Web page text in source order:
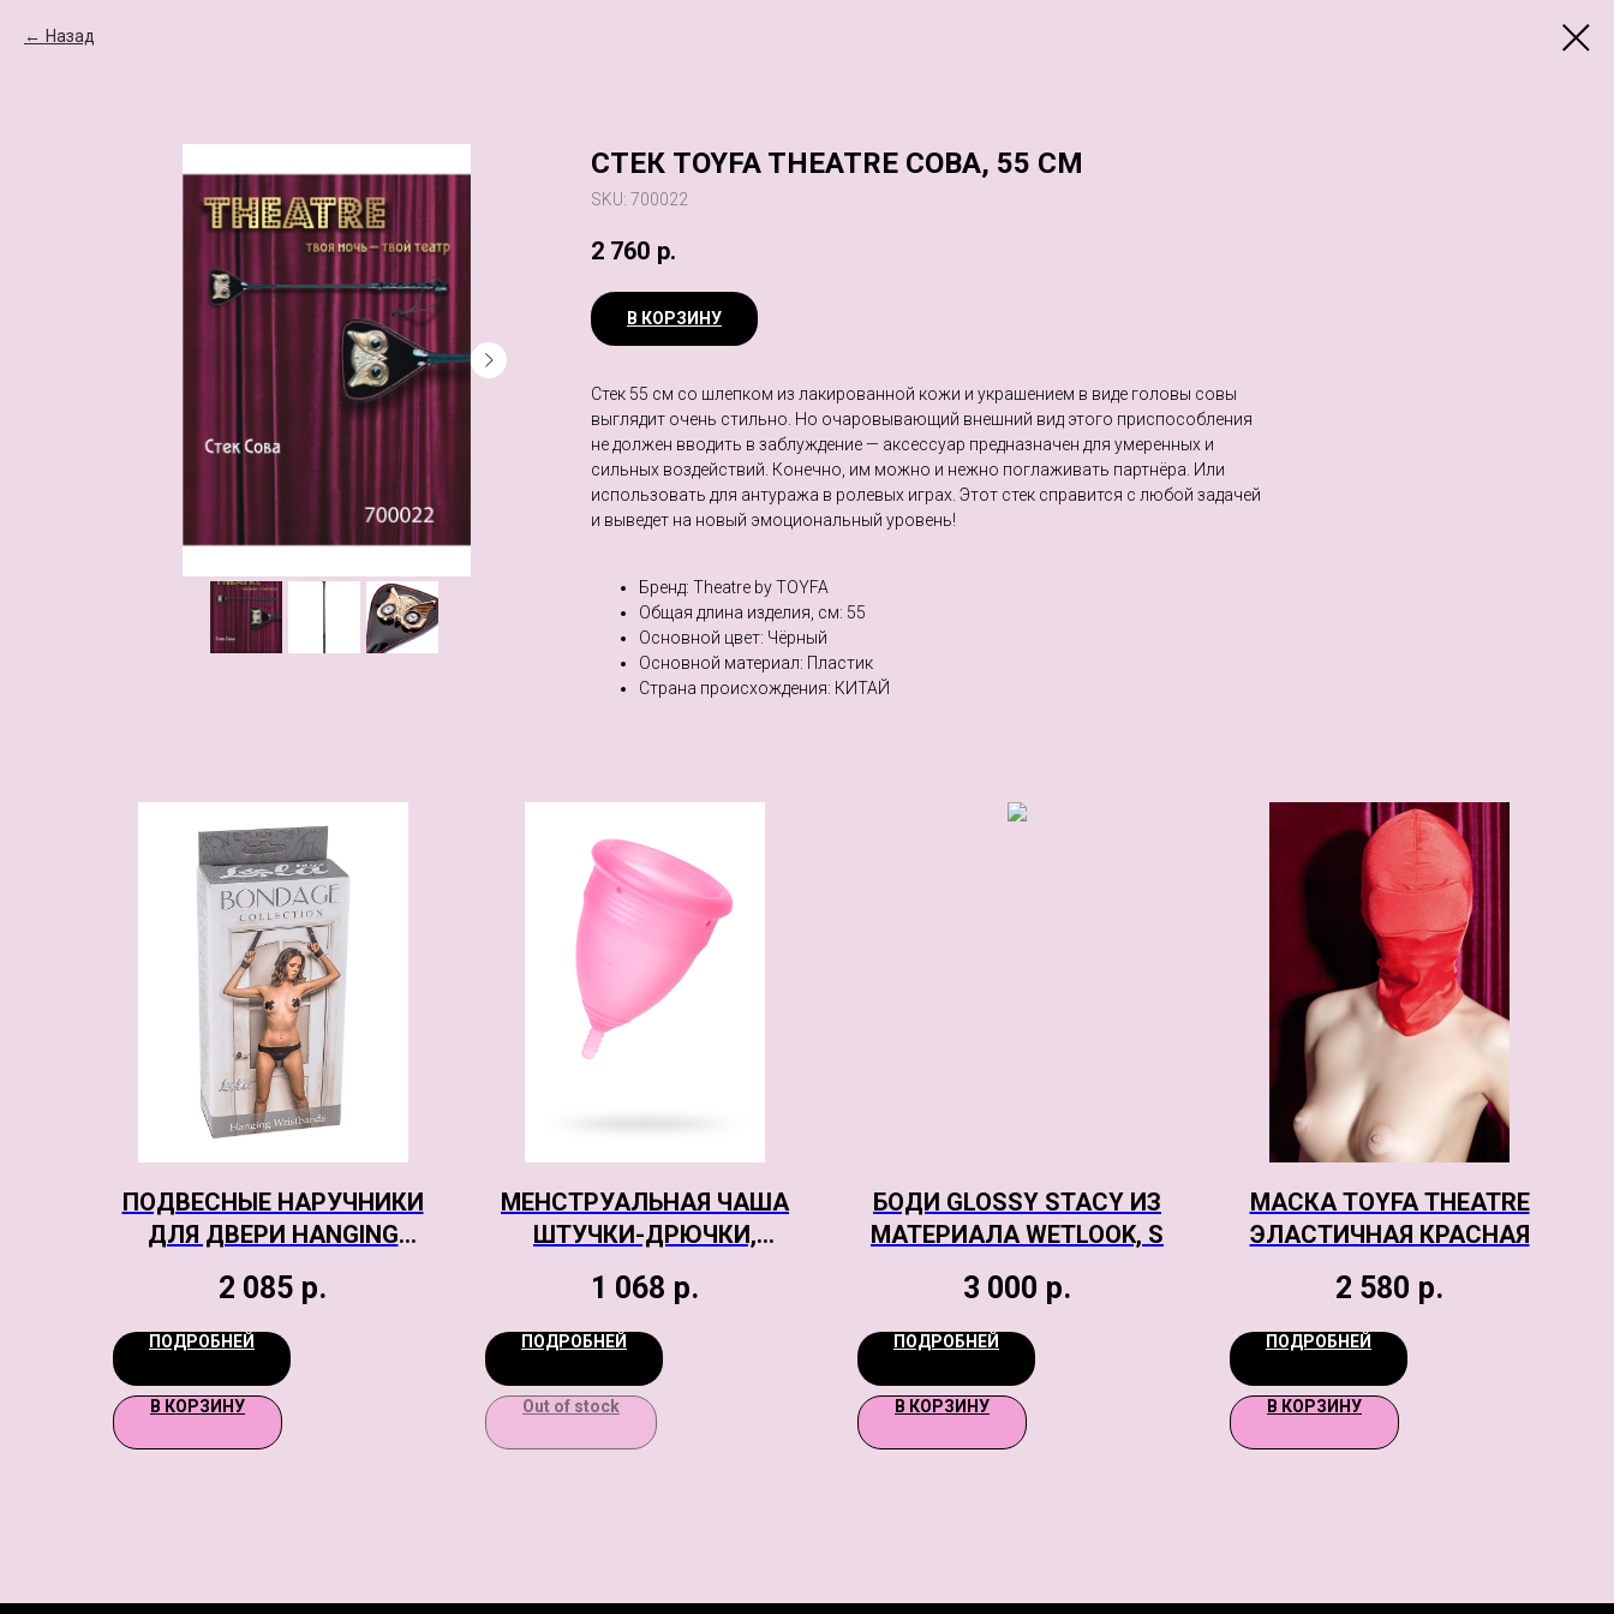
Назад
СТЕК TOYFA THEATRE СОВА, 55 СМ
SKU: 700022
2 760 р.
В КОРЗИНУ
Стек 55 см со шлепком из лакированной кожи и украшением в виде головы совы
выглядит очень стильно. Но очаровывающий внешний вид этого приспособления
не должен вводить в заблуждение — аксессуар предназначен для умеренных и
сильных воздействий. Конечно, им можно и нежно поглаживать партнёра. Или
использовать для антуража в ролевых играх. Этот стек справится с любой задачей
и выведет на новый эмоциональный уровень!
Бренд: Theatre by TOYFA
Общая длина изделия, см: 55
Основной цвет: Чёрный
Основной материал: Пластик
Страна происхождения: КИТАЙ
ПОДВЕСНЫЕ НАРУЧНИКИ
ДЛЯ ДВЕРИ HANGING
2 085 р.
ПОДРОБНЕЙ
В КОРЗИНУ
МЕНСТРУАЛЬНАЯ ЧАША
ШТУЧКИ-ДРЮЧКИ,
1 068 р.
ПОДРОБНЕЙ
Out of stock
БОДИ GLOSSY STACY ИЗ
МАТЕРИАЛА WETLOOK, S
3 000 р.
ПОДРОБНЕЙ
В КОРЗИНУ
МАСКА TOYFA THEATRE
ЭЛАСТИЧНАЯ КРАСНАЯ
2 580 р.
ПОДРОБНЕЙ
В КОРЗИНУ